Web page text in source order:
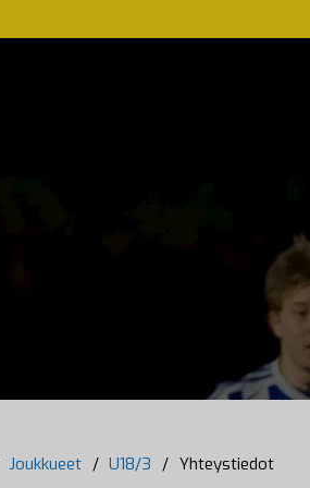
Joukkueet / U18/3 / Yhteystiedot